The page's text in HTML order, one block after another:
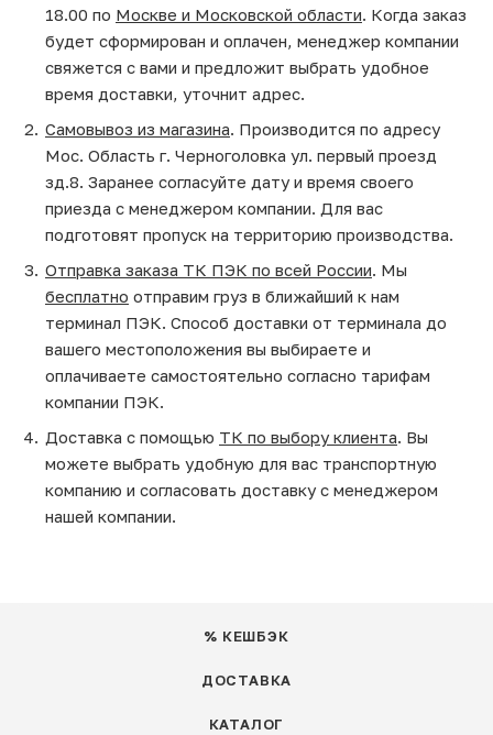
18.00 по Москве и Московской области. Когда заказ
будет сформирован и оплачен, менеджер компании
свяжется с вами и предложит выбрать удобное
время доставки, уточнит адрес.
Самовывоз из магазина. Производится по адресу
Мос. Область г. Черноголовка ул. первый проезд
зд.8. Заранее согласуйте дату и время своего
приезда с менеджером компании. Для вас
подготовят пропуск на территорию производства.
Отправка заказа ТК ПЭК по всей России. Мы
бесплатно отправим груз в ближайший к нам
терминал ПЭК. Способ доставки от терминала до
вашего местоположения вы выбираете и
оплачиваете самостоятельно согласно тарифам
компании ПЭК.
Доставка с помощью ТК по выбору клиента. Вы
можете выбрать удобную для вас транспортную
компанию и согласовать доставку с менеджером
нашей компании.
% КЕШБЭК
ДОСТАВКА
КАТАЛОГ